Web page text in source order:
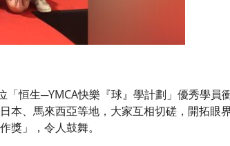
恒生─YMCA快樂『球』學計劃」優秀學員
、馬來西亞等地，大家互相切磋，開拓眼界
獎」，令人鼓舞。